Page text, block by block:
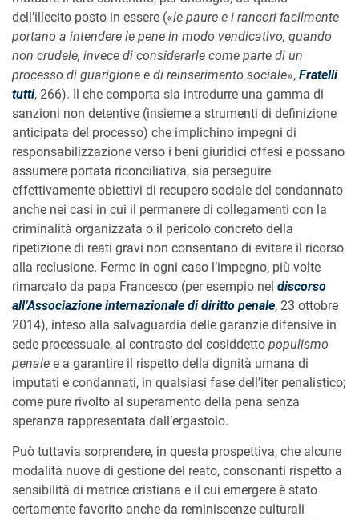
dell’illecito posto in essere («le paure e i rancori facilmente
portano a intendere le pene in modo vendicativo, quando
non crudele, invece di considerarle come parte di un
processo di guarigione e di reinserimento sociale», Fratelli
tutti, 266). Il che comporta sia introdurre una gamma di
sanzioni non detentive (insieme a strumenti di definizione
anticipata del processo) che implichino impegni di
responsabilizzazione verso i beni giuridici offesi e possano
assumere portata riconciliativa, sia perseguire
effettivamente obiettivi di recupero sociale del condannato
anche nei casi in cui il permanere di collegamenti con la
criminalità organizzata o il pericolo concreto della
ripetizione di reati gravi non consentano di evitare il ricorso
alla reclusione. Fermo in ogni caso l’impegno, più volte
rimarcato da papa Francesco (per esempio nel discorso
all’Associazione internazionale di diritto penale, 23 ottobre
2014), inteso alla salvaguardia delle garanzie difensive in
sede processuale, al contrasto del cosiddetto populismo
penale e a garantire il rispetto della dignità umana di
imputati e condannati, in qualsiasi fase dell’iter penalistico;
come pure rivolto al superamento della pena senza
speranza rappresentata dall’ergastolo.
Può tuttavia sorprendere, in questa prospettiva, che alcune
modalità nuove di gestione del reato, consonanti rispetto a
sensibilità di matrice cristiana e il cui emergere è stato
certamente favorito anche da reminiscenze culturali